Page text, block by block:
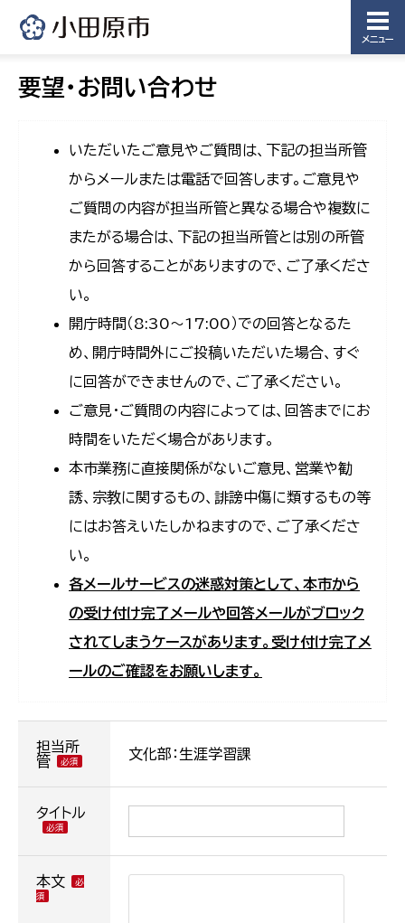
メニュー
要望・お問い合わせ
いただいたご意見やご質問は、下記の担当所管
からメールまたは電話で回答します。ご意見や
ご質問の内容が担当所管と異なる場合や複数に
またがる場合は、下記の担当所管とは別の所管
から回答することがありますので、ご了承くださ
い。
開庁時間（8:30〜17:00）での回答となるた
め、開庁時間外にご投稿いただいた場合、すぐ
に回答ができませんので、ご了承ください。
ご意見・ご質問の内容によっては、回答までにお
時間をいただく場合があります。
本市業務に直接関係がないご意見、営業や勧
誘、宗教に関するもの、誹謗中傷に類するもの等
にはお答えいたしかねますので、ご了承くださ
い。
各メールサービスの迷惑対策として、本市から
の受け付け完了メールや回答メールがブロック
されてしまうケースがあります。受け付け完了メ
ールのご確認をお願いします。
担当所
管
文化部：生涯学習課
タイトル
本文